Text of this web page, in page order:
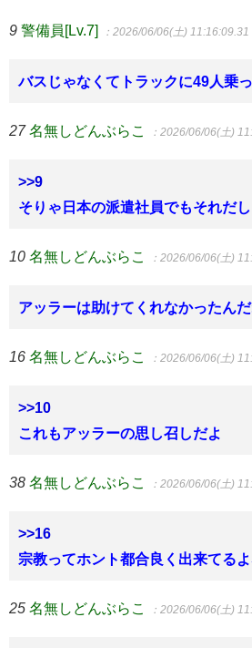
9 警備員[Lv.7] ：2026/06/06(土) 11:16:09.31
バスじゃなくてトラックに49人乗
27 名無しどんぶらこ ：2026/06/06(土)
>>9
そりゃ日本の派遣社員でもそれだし
10 名無しどんぶらこ ：2026/06/06(土)
アッラーは助けてくれなかったん
16 名無しどんぶらこ ：2026/06/06(土)
>>10
これもアッラーの思し召しだよ
38 名無しどんぶらこ ：2026/06/06(土)
>>16
宗教ってホント都合良く出来てる
25 名無しどんぶらこ ：2026/06/06(土)